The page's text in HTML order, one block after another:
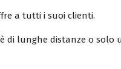
a tutti i suoi clienti.
di lunghe distanze o